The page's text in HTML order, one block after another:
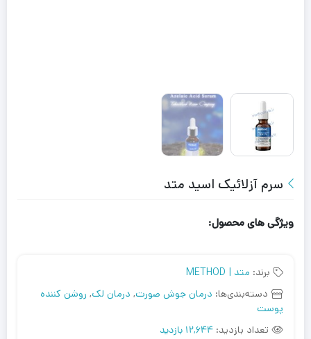
سرم آزلائیک اسید متد
ویژگی های محصول:
برند: متد | METHOD
دسته‌بندی‌ها: درمان جوش صورت, درمان لک, روشن کننده
پوست
تعداد بازدید: 12,644 بازدید